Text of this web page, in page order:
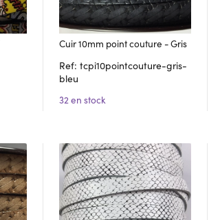
Cuir 10mm point couture - Gris
Ref: tcpi10pointcouture-gris-
bleu
32 en stock